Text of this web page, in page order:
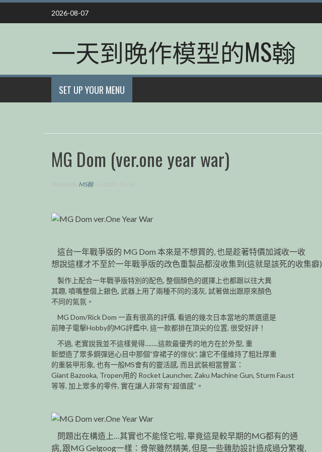
Skip
content
2026-08-07
一天到晚作模型的MS翰
SET UP YOUR MENU
MG Dom (ver.one year war)
MS翰on 2007-11-16
這台一年戰爭版的 MG Dom 本來是不想買的, 也是趁著特價加減收一收
想說這樣才不至於一年戰爭版的改色重製品都沒收集到(這就是該死的收集癖)
製作上配合一年戰爭版特別的配色, 整個顏色的選擇上也都跟以往大異
其趣, 噴嘴整個上銀色, 武器上用了兩種不同的淺灰, 試著做出跟原來顏色
不同的氣氛。
MG Dom/Rick Dom 一直有很高的評價, 看過的幾次日本當地的票選還是
前陣子電擊Hobby的MG評鑑中, 這一款都排在頂尖的位置, 很受好評！
不過, 老實說我並不這樣覺得……..這款最優秀的地方在於外型, 重
新塑造了眾多鋼彈迷心目中那個”穿裙子的傢伙”, 讓它不僅維持了粗壯厚重
的重裝甲形象, 也有一般MS會有的靈活感, 而且武裝相當豐富：
Giant Bazooka, Tropen用的 Rocket Launcher, Zaku Machine Gun, Sturm Faust
等等, 加上眾多的零件, 實在讓人非常有”超值感”。
問題出在構造上…其實也不能怪它啦, 畢竟這是較早期的MG都有的通
病, 跟MG Gelgoog一樣：骨架雖然精美, 但是一些雞肋設計造成過分繁複,